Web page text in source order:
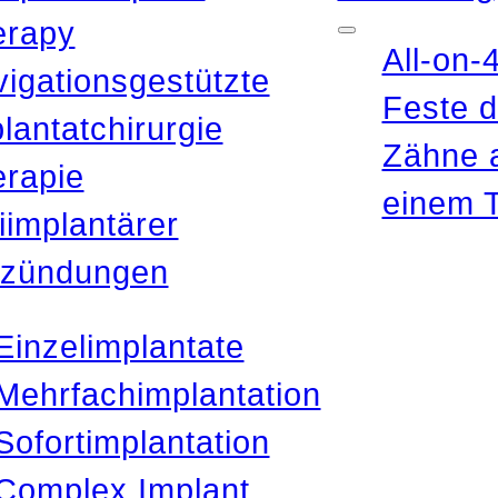
Implant
All-on-
Feste
Zähne
einem